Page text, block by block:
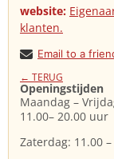
website:
klanten.
Email to a
← TERUG
Openingstijden
Maandag –
11.00– 20.00 uur
Zaterdag: 11.00